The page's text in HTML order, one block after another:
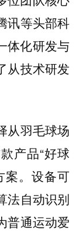
讯等头部科
体化研发与
从技术研发
从羽毛球场
产品“好球
案。设备可
法自动识别
普通运动爱